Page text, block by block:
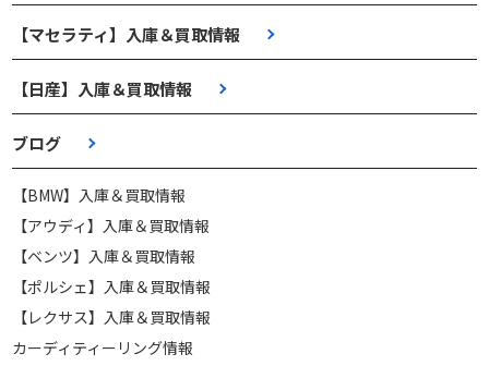
【マセラティ】入庫＆買取情報
【日産】入庫＆買取情報
ブログ
【BMW】入庫＆買取情報
【アウディ】入庫＆買取情報
【ベンツ】入庫＆買取情報
【ポルシェ】入庫＆買取情報
【レクサス】入庫＆買取情報
カーディティーリング情報